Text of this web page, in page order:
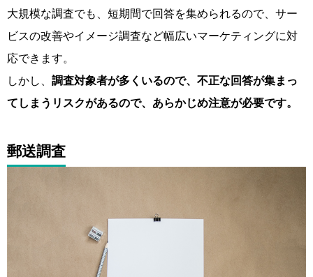
大規模な調査でも、短期間で回答を集められるので、サー
ビスの改善やイメージ調査など幅広いマーケティングに対
応できます。
しかし、 調査対象者が多くいるので、不正な回答が集まっ
てしまうリスクがあるので、あらかじめ注意が必要です。
郵送調査